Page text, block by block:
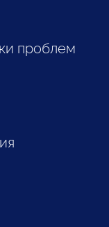
проблем